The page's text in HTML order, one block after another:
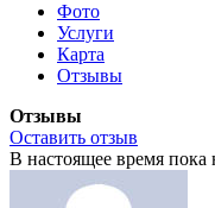
Фото
Услуги
Карта
Отзывы
Отзывы
Оставить отзыв
В настоящее время пока